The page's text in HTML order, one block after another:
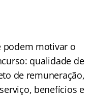
podem motivar o
qualidade de
de remuneração,
benefícios e